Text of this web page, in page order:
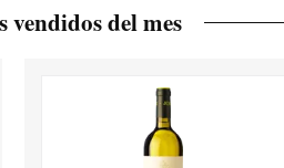
vendidos del mes